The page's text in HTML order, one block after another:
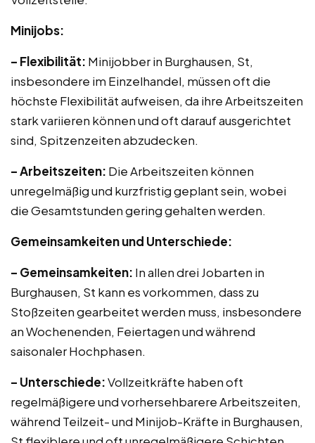
Minijobs:
– Flexibilität: Minijobber in Burghausen, St,
insbesondere im Einzelhandel, müssen oft die
höchste Flexibilität aufweisen, da ihre Arbeitszeiten
stark variieren können und oft darauf ausgerichtet
sind, Spitzenzeiten abzudecken.
– Arbeitszeiten: Die Arbeitszeiten können
unregelmäßig und kurzfristig geplant sein, wobei
die Gesamtstunden gering gehalten werden.
Gemeinsamkeiten und Unterschiede:
– Gemeinsamkeiten: In allen drei Jobarten in
Burghausen, St kann es vorkommen, dass zu
Stoßzeiten gearbeitet werden muss, insbesondere
an Wochenenden, Feiertagen und während
saisonaler Hochphasen.
– Unterschiede:Vollzeitkräfte haben oft
regelmäßigere und vorhersehbarere Arbeitszeiten,
während Teilzeit- und Minijob-Kräfte in Burghausen,